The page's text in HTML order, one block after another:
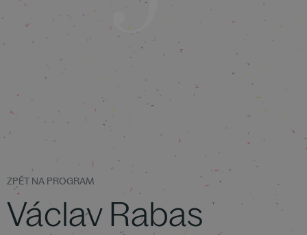
ZPĚT NA PROGRAM
Václav Rabas